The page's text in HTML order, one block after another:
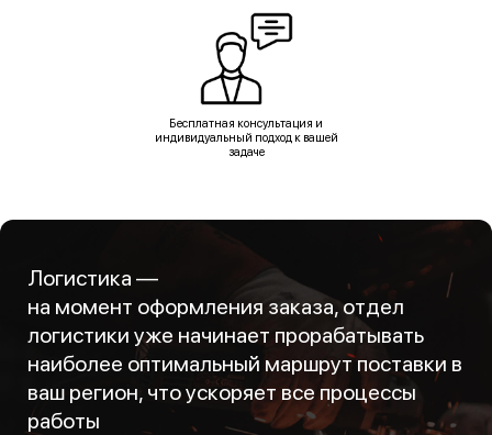
Бесплатная консультация и
индивидуальный подход к вашей
задаче
Логистика —
на момент оформления заказа, отдел
логистики уже начинает прорабатывать
наиболее оптимальный маршрут поставки в
ваш регион, что ускоряет все процессы
работы